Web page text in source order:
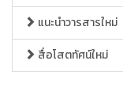
แนะนำวารสารใหม่
สื่อโสตทัศน์ใหม่